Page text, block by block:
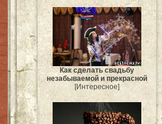
Как сделать свадьбу
незабываемой и прекрасной
[Интересное]